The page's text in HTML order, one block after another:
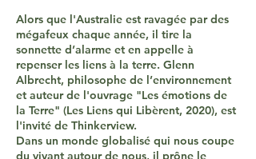
Alors que l'Australie est ravagée par des
mégafeux chaque année, il tire la
sonnette d’alarme et en appelle à
repenser les liens à la terre. Glenn
Albrecht, philosophe de l’environnement
et auteur de l'ouvrage "Les émotions de
la Terre" (Les Liens qui Libèrent, 2020), est
l'invité de Thinkerview.
Dans un monde globalisé qui nous coupe
du vivant autour de nous, il prône le